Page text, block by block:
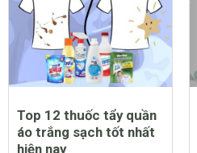
Top 12 thuốc tẩy quần
áo trắng sạch tốt nhất
hiện nay